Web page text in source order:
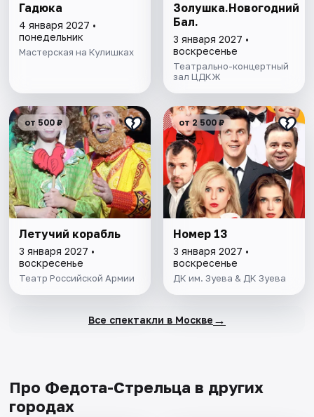
Гадюка
4 января 2027 •
понедельник
Мастерская на Кулишках
Золушка.Новогодний
Бал.
3 января 2027 •
воскресенье
Театрально-концертный
зал ЦДКЖ
от 500 ₽
Летучий корабль
3 января 2027 •
воскресенье
Театр Российской Армии
от 2 500 ₽
Номер 13
3 января 2027 •
воскресенье
ДК им. Зуева & ДК Зуева
Все спектакли в Москве →
Про Федота-Стрельца в других
городах